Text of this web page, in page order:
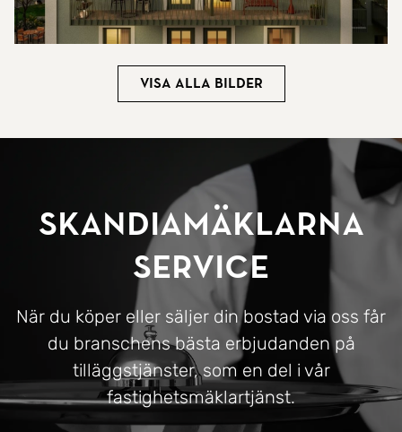
Visa alla bilder
SkandiaMäklarna
Service
När du köper eller säljer din bostad via oss får
du branschens bästa erbjudanden på
tilläggstjänster, som en del i vår
fastighetsmäklartjänst.